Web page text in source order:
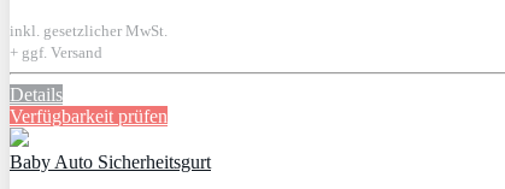
inkl. gesetzlicher MwSt.
+ ggf. Versand
Details
Verfügbarkeit prüfen
Baby Auto Sicherheitsgurt